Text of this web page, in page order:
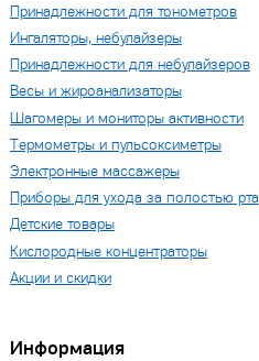
Принадлежности для тонометров
Ингаляторы, небулайзеры
Принадлежности для небулайзеров
Весы и жироанализаторы
Шагомеры и мониторы активности
Термометры и пульсоксиметры
Электронные массажеры
Приборы для ухода за полостью рта
Детские товары
Кислородные концентраторы
Акции и скидки
Информация